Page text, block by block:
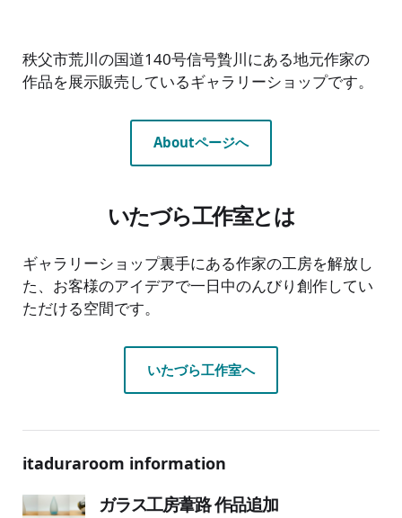
秩父市荒川の国道140号信号贄川にある地元作家の
作品を展示販売しているギャラリーショップです。
Aboutページへ
いたづら工作室とは
ギャラリーショップ裏手にある作家の工房を解放し
た、お客様のアイデアで一日中のんびり創作してい
ただける空間です。
いたづら工作室へ
itaduraroom information
ガラス工房葦路 作品追加